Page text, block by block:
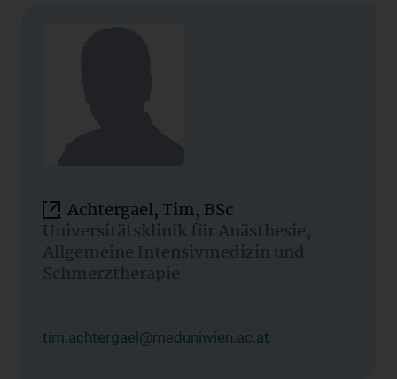
Achtergael, Tim, BSc
Universitätsklinik für Anästhesie,
Allgemeine Intensivmedizin und
Schmerztherapie
tim.achtergael@meduniwien.ac.at